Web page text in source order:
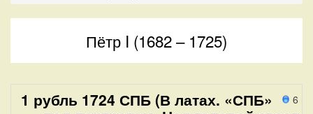
Пётр I (1682 – 1725)
6
1 рубль 1724 СПБ (В латах. «СПБ»